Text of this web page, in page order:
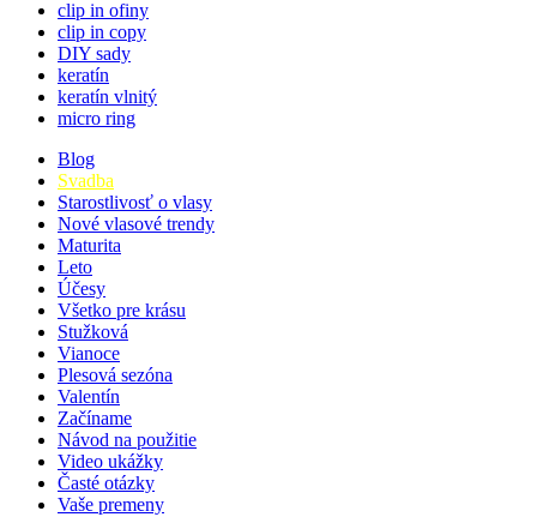
clip in ofiny
clip in copy
DIY sady
keratín
keratín vlnitý
micro ring
Blog
Svadba
Starostlivosť o vlasy
Nové vlasové trendy
Maturita
Leto
Účesy
Všetko pre krásu
Stužková
Vianoce
Plesová sezóna
Valentín
Začíname
Návod na použitie
Video ukážky
Časté otázky
Vaše premeny